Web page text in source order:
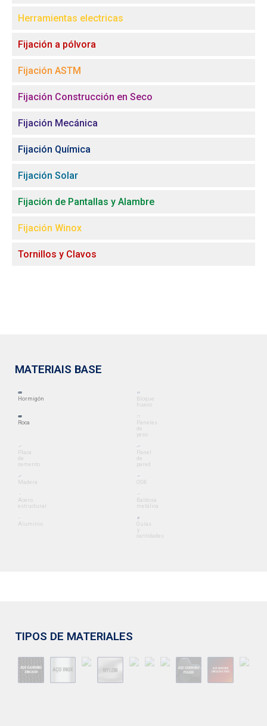
Herramientas electricas
Fijación a pólvora
Fijación ASTM
Fijación Construcción en Seco
Fijación Mecánica
Fijación Química
Fijación Solar
Fijación de Pantallas y Alambre
Fijación Winox
Tornillos y Clavos
MATERIAIS BASE
Hormigón
Bloque
hueco
Roca
Paneles
de
yeso
Placa
de
cemento
Panel
de
pared
Madera OSB
Acero
estructural
Baldosa
metálica
Aluminio
Guías
y
cantidades
TIPOS DE MATERIALES